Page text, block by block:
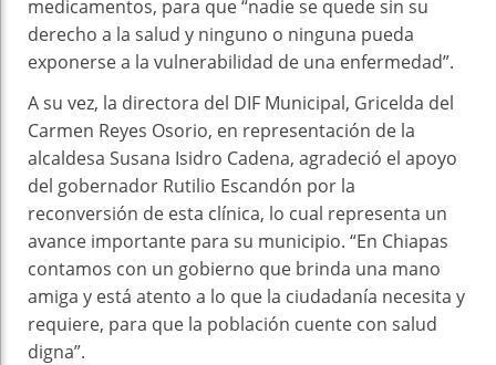
medicamentos, para que “nadie se quede sin su
derecho a la salud y ninguno o ninguna pueda
exponerse a la vulnerabilidad de una enfermedad”.
A su vez, la directora del DIF Municipal, Gricelda del
Carmen Reyes Osorio, en representación de la
alcaldesa Susana Isidro Cadena, agradeció el apoyo
del gobernador Rutilio Escandón por la
reconversión de esta clínica, lo cual representa un
avance importante para su municipio. “En Chiapas
contamos con un gobierno que brinda una mano
amiga y está atento a lo que la ciudadanía necesita y
requiere, para que la población cuente con salud
digna”.